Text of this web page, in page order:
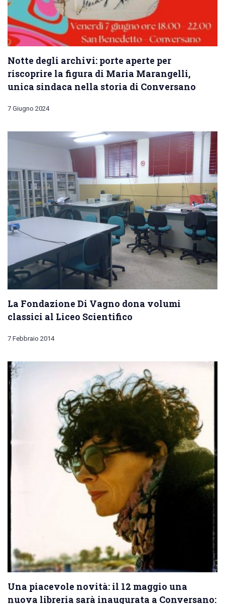
Notte degli archivi: porte aperte per
riscoprire la figura di Maria Marangelli,
unica sindaca nella storia di Conversano
7 Giugno 2024
La Fondazione Di Vagno dona volumi
classici al Liceo Scientifico
7 Febbraio 2014
Una piacevole novità: il 12 maggio una
nuova libreria sarà inaugurata a Conversano: